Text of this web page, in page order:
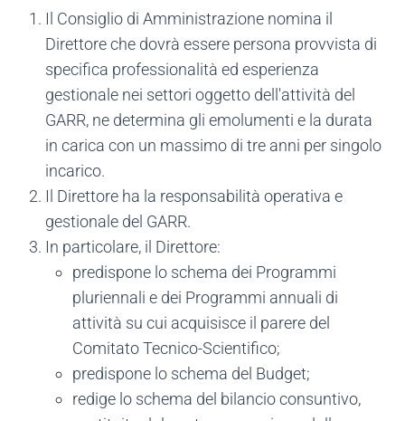
Il Consiglio di Amministrazione nomina il
Direttore che dovrà essere persona provvista di
specifica professionalità ed esperienza
gestionale nei settori oggetto dell'attività del
GARR, ne determina gli emolumenti e la durata
in carica con un massimo di tre anni per singolo
incarico.
Il Direttore ha la responsabilità operativa e
gestionale del GARR.
In particolare, il Direttore:
predispone lo schema dei Programmi
pluriennali e dei Programmi annuali di
attività su cui acquisisce il parere del
Comitato Tecnico-Scientifico;
predispone lo schema del Budget;
redige lo schema del bilancio consuntivo,